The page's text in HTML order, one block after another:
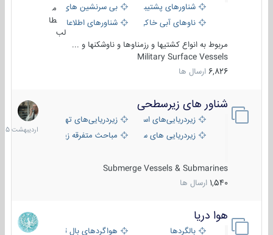
شناورهای پشتیبانی
بی سرنشین های دریایی
ناوهای آبی خاکی و نیروبرشناورهای اطلاعاتی و جاسوسی
طا
لب
مربوط به انواع کشتیها و رزمناوها و ناوشکنها و ...
Military Surface Vessels
6,826 ارسال ها
شناور های زیرسطحی
زیردریایی‌های استراتژیکزیردریایی‌های تهاجمی
زیردریایی های سبک
مباحث متفرقه زیرسطحی
Submerge Vessels & Submarines
1,540 ارسال ها
31
1405
هوا دریا
بالگردها
هواگردهای بال ثابت
12
دی